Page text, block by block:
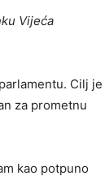
Vijeća
Cilj je
za prometnu
kao potpuno